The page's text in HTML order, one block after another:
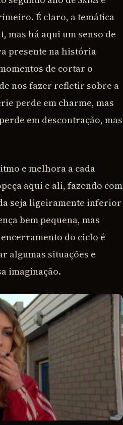
É claro, a temática
mas há aqui um senso de
presente na história
de cortar o
nos fazer refletir sobre a
perde em charme, mas
em descontração, mas
e melhora a cada
aqui e ali, fazendo com
seja ligeiramente inferior
bem pequena, mas
do ciclo é
algumas situações e
imaginação.